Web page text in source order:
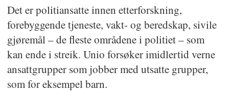
Det er politiansatte innen etterforskning,
forebyggende tjeneste, vakt- og beredskap, sivile
gjøremål – de fleste områdene i politiet – som
kan ende i streik. Unio forsøker imidlertid verne
ansattgrupper som jobber med utsatte grupper,
som for eksempel barn.